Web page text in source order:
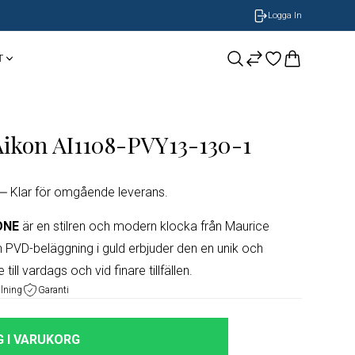
Logga In
GUESS
ORIS
NOBEL by BILLGREN
AI1108-PVY13-130-1
Klar för omgående leverans.
är en stilren och modern klocka från Maurice
beläggning i guld erbjuder den en unik och
vardags och vid finare tillfällen.
Garanti
I VARUKORG